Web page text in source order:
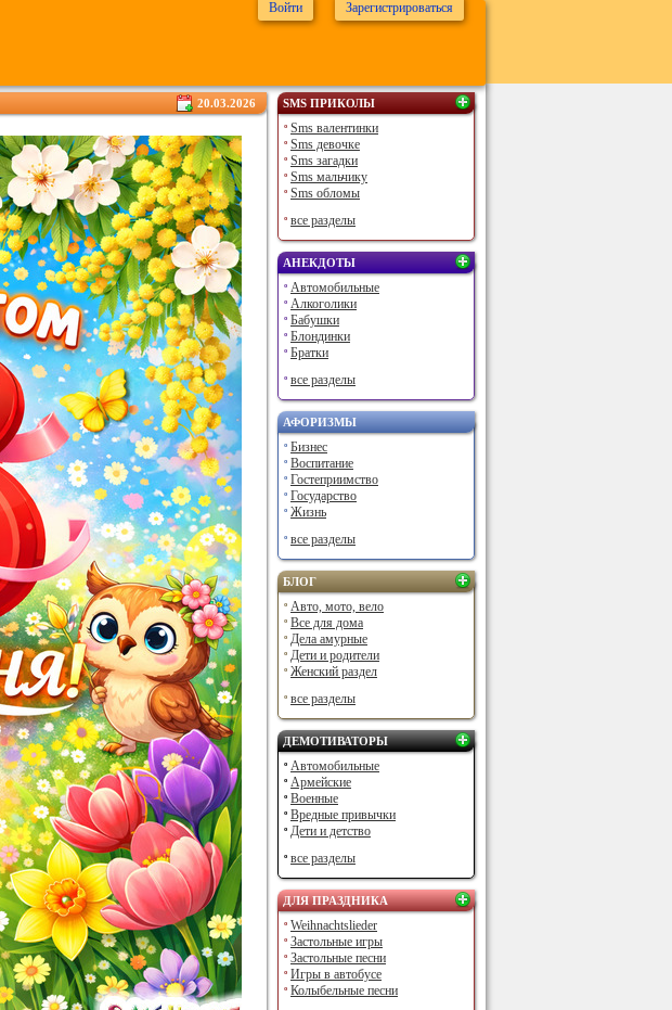
20.03.2026 SMS ПРИКОЛЫ
Sms валентинки
Sms девочке
Sms загадки
Sms мальчику
Sms обломы
все разделы
АНЕКДОТЫ
Автомобильные
Алкоголики
Бабушки
Блондинки
Братки
все разделы
АФОРИЗМЫ
Бизнес
Воспитание
Гостеприимство
Государство
Жизнь
все разделы
БЛОГ
Авто, мото, вело
Все для дома
Дела амурные
Дети и родители
Женский раздел
все разделы
ДЕМОТИВАТОРЫ
Автомобильные
Армейские
Военные
Вредные привычки
Дети и детство
все разделы
ДЛЯ ПРАЗДНИКА
Weihnachtslieder
Застольные игры
Застольные песни
Игры в автобусе
Колыбельные песни
Войти Зарегистрироваться